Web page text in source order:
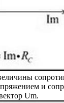
и
Um.